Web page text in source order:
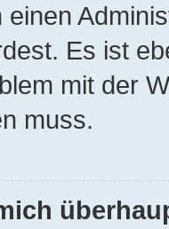
einen
Es ist
mit der
muss.